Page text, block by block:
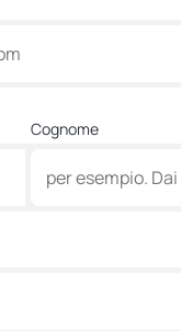
Cognome